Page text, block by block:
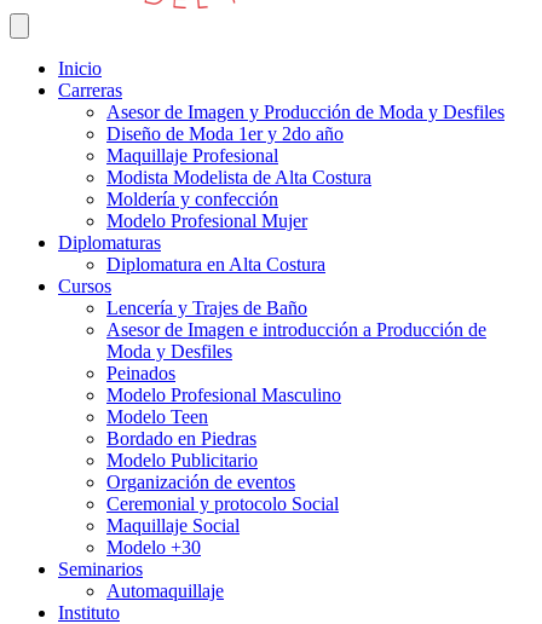
Inicio
Carreras
Asesor de Imagen y Producción de Moda y Desfiles
Diseño de Moda 1er y 2do año
Maquillaje Profesional
Modista Modelista de Alta Costura
Moldería y confección
Modelo Profesional Mujer
Diplomaturas
Diplomatura en Alta Costura
Cursos
Lencería y Trajes de Baño
Asesor de Imagen e introducción a Producción de
Moda y Desfiles
Peinados
Modelo Profesional Masculino
Modelo Teen
Bordado en Piedras
Modelo Publicitario
Organización de eventos
Ceremonial y protocolo Social
Maquillaje Social
Modelo +30
Seminarios
Automaquillaje
Instituto